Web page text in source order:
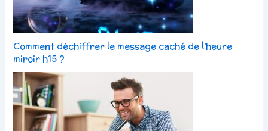
Comment déchiffrer le message caché de l’heure
miroir h15 ?